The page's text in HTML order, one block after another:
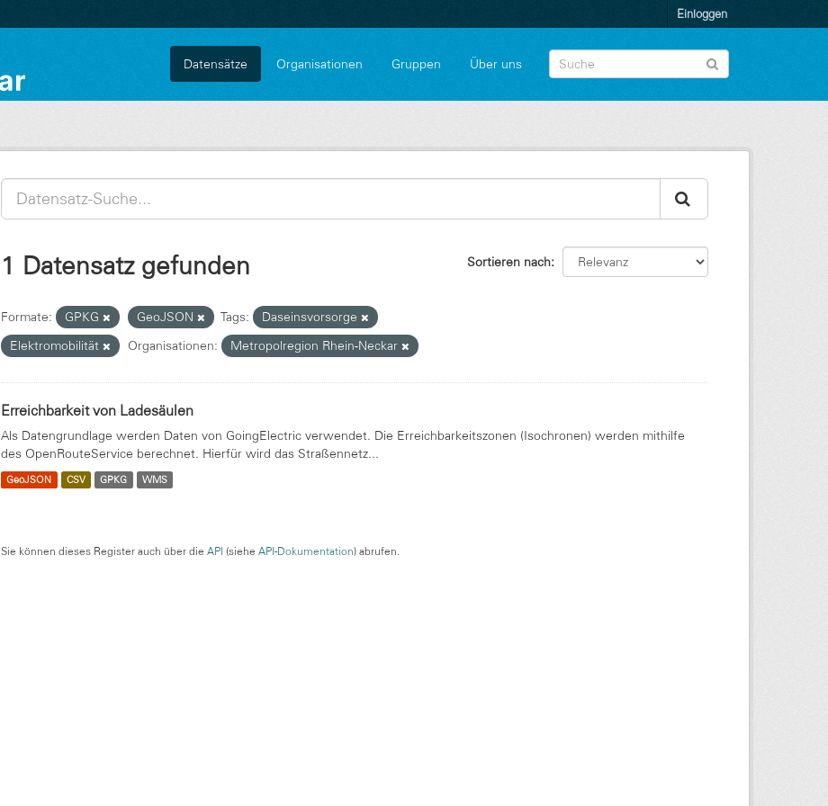
Einloggen
Datensätze Organisationen Gruppen Über uns
Sortieren nach
1 Datensatz gefunden
Formate: GPKG GeoJSON Tags:
Daseinsvorsorge
Elektromobilität
Organisationen: Metropolregion Rhein-Neckar
Erreichbarkeit von Ladesäulen
Als Datengrundlage werden Daten von GoingElectric verwendet. Die Erreichbarkeitszonen (Isochronen) werden mithilfe
des OpenRouteService berechnet. Hierfür wird das Straßennetz...
GeoJSON CSV GPKG WMS
Sie können dieses Register auch über die API (siehe API-Dokumentation) abrufen.